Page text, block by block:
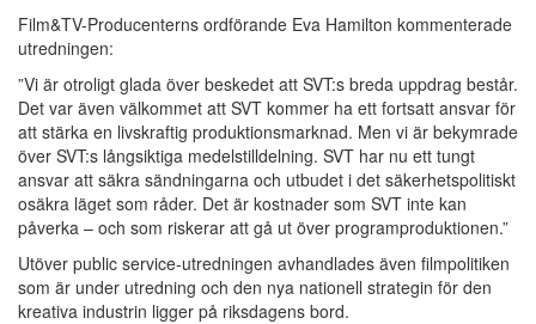
Film&TV-Producenterns ordförande Eva Hamilton kommenterade
utredningen:
”Vi är otroligt glada över beskedet att SVT:s breda uppdrag består.
Det var även välkommet att SVT kommer ha ett fortsatt ansvar för
att stärka en livskraftig produktionsmarknad. Men vi är bekymrade
över SVT:s långsiktiga medelstilldelning. SVT har nu ett tungt
ansvar att säkra sändningarna och utbudet i det säkerhetspolitiskt
osäkra läget som råder. Det är kostnader som SVT inte kan
påverka – och som riskerar att gå ut över programproduktionen.”
Utöver public service-utredningen avhandlades även filmpolitiken
som är under utredning och den nya nationell strategin för den
kreativa industrin ligger på riksdagens bord.